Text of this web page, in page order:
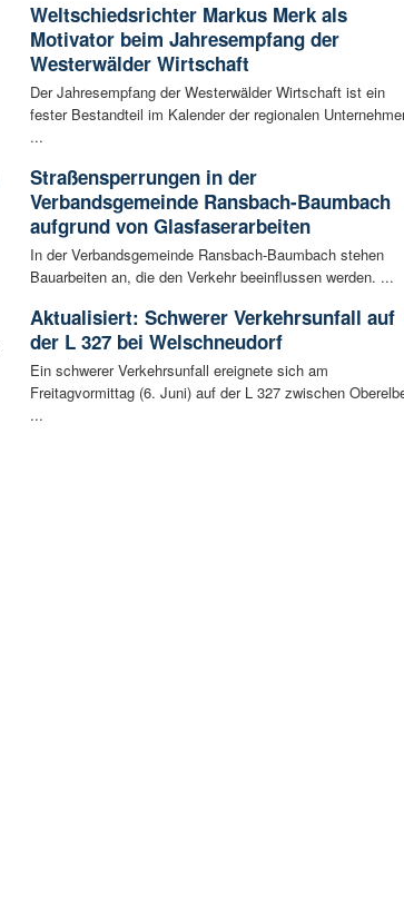
Weltschiedsrichter Markus Merk als
Motivator beim Jahresempfang der
Westerwälder Wirtschaft
Der Jahresempfang der Westerwälder Wirtschaft ist ein
fester Bestandteil im Kalender der regionalen
...
Straßensperrungen in der
Verbandsgemeinde Ransbach-Baumbach
aufgrund von Glasfaserarbeiten
In der Verbandsgemeinde Ransbach-Baumbach stehen
Bauarbeiten an, die den Verkehr beeinflussen werden. ...
Aktualisiert: Schwerer Verkehrsunfall auf
der L 327 bei Welschneudorf
Ein schwerer Verkehrsunfall ereignete sich am
Freitagvormittag (6. Juni) auf der L 327 zwischen
...